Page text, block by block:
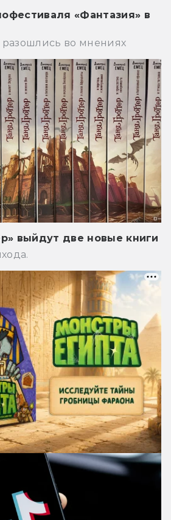
«Фантазия» в
во мнениях
выйдут две новые книги